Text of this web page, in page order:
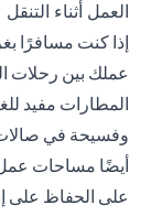
العمل أثناء التنقل
إذا كنت مسافرًا
عملك بين رحلات
المطارات مفيد
وفسيحة في
أيضًا مساحات
على الحفاظ على